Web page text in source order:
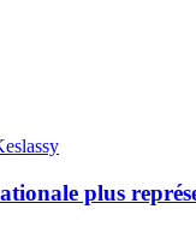
plus